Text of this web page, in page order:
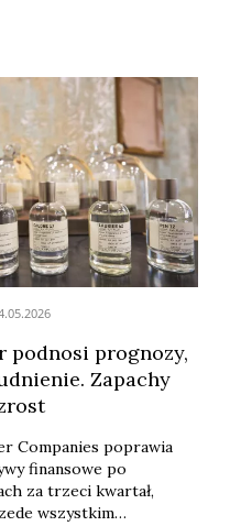
podnosi prognozy,
Zapachy
Companies poprawia
finansowe po
za trzeci kwartał,
wszystkim